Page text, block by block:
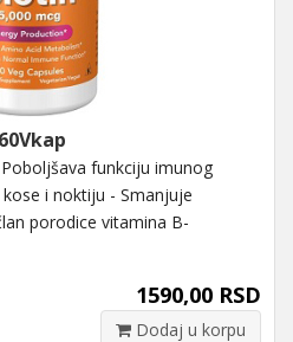
funkciju imunog
i noktiju - Smanjuje
porodice vitamina B-
1590,00 RSD
Dodaj u korpu